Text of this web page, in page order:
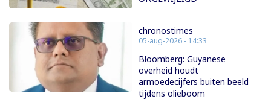
chronostimes
05-aug-2026 - 14:33
Bloomberg: Guyanese
overheid houdt
armoedecijfers buiten beeld
tijdens olieboom